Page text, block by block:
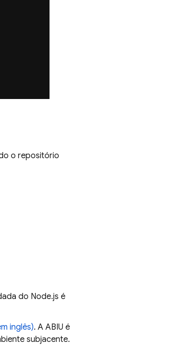
o repositório
do Node.js é
inglês). A ABIU é
subjacente.